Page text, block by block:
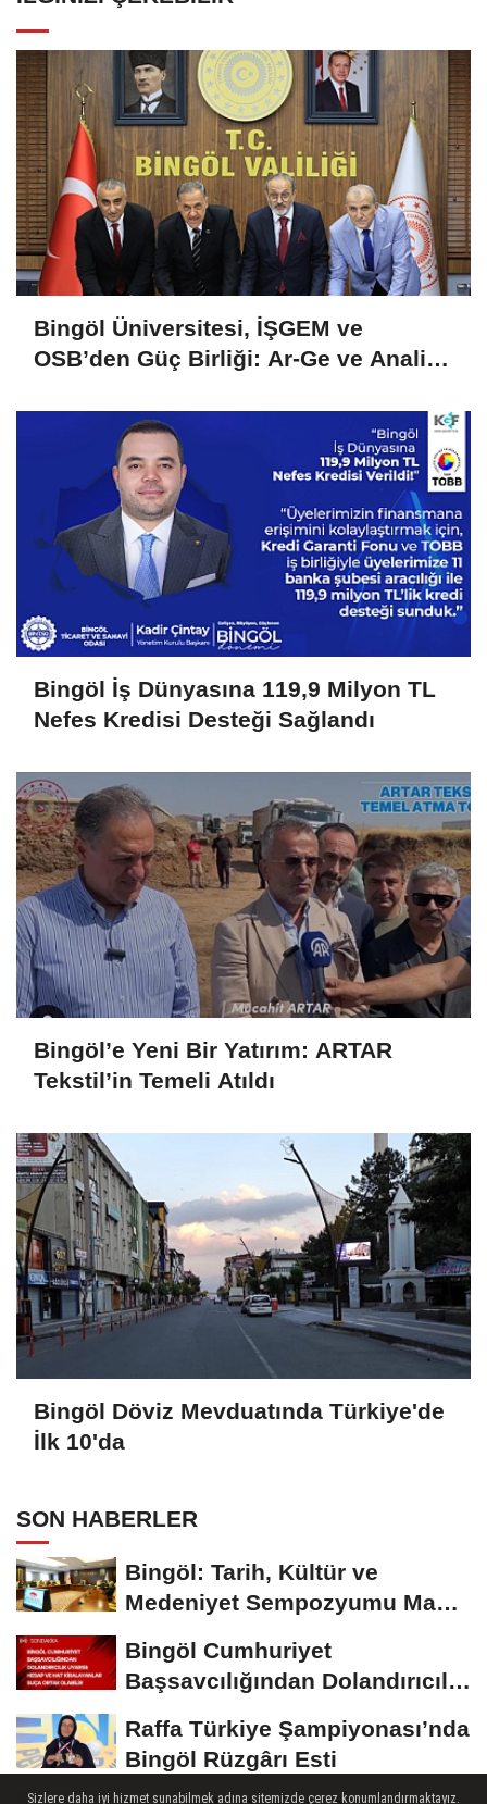
Bingöl Üniversitesi, İŞGEM ve
OSB’den Güç Birliği: Ar-Ge ve Analiz
Bingöl İş Dünyasına 119,9 Milyon TL
Nefes Kredisi Desteği Sağlandı
Bingöl’e Yeni Bir Yatırım: ARTAR
Tekstil’in Temeli Atıldı
Bingöl Döviz Mevduatında Türkiye'de
İlk 10'da
SON HABERLER
Bingöl: Tarih, Kültür ve
Medeniyet Sempozyumu Mayıs
Bingöl Cumhuriyet
Başsavcılığından Dolandırıcılık
Raffa Türkiye Şampiyonası’nda
Bingöl Rüzgârı Esti
Sizlere daha iyi hizmet sunabilmek adına sitemizde çerez konumlandırmaktayız.